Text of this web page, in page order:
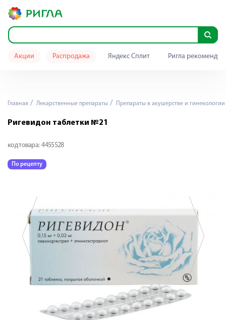
Акции Распродажа Яндекс Сплит Ригла
Главная Лекарственные препараты Препараты в акушерстве и гинекологии
Ригевидон таблетки №21
код товара: 4455528
По рецепту